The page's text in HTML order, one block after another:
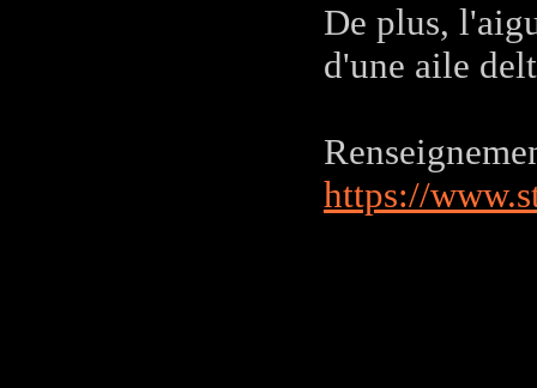
De plus,
d'une aile
https://